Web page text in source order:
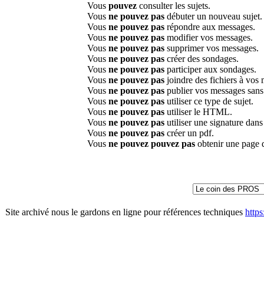
Vous pouvez consulter les sujets.
Vous ne pouvez pas débuter un nouveau sujet.
Vous ne pouvez pas répondre aux messages.
Vous ne pouvez pas modifier vos messages.
Vous ne pouvez pas supprimer vos messages.
Vous ne pouvez pas créer des sondages.
Vous ne pouvez pas participer aux sondages.
Vous ne pouvez pas joindre des fichiers à vos
Vous ne pouvez pas publier vos messages
Vous ne pouvez pas utiliser ce type de sujet.
Vous ne pouvez pas utiliser le HTML.
Vous ne pouvez pas utiliser une signature
Vous ne pouvez pas créer un pdf.
Vous ne pouvez pouvez pas obtenir une page
Site archivé nous le gardons en ligne pour références techniques